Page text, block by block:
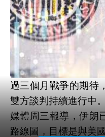
島 (Qeshm Island) 發
伊朗國營媒體則宣稱
巴林的美國第五艦隊
基地，以報復葛西姆
最新軍事行動打擊了
過三個月戰爭的期待
雙方談判持續進行中。
媒體周三報導，伊朗
路線圖，目標是與美